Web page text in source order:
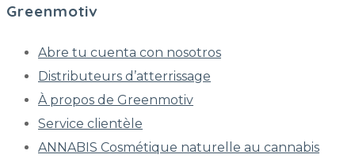
Greenmotiv
Abre tu cuenta con nosotros
Distributeurs d’atterrissage
À propos de Greenmotiv
Service clientèle
ANNABIS Cosmétique naturelle au cannabis